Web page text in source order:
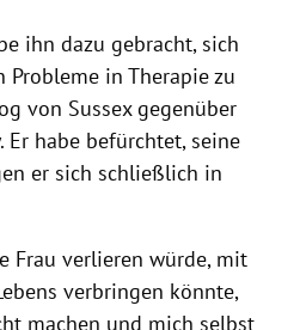
ihn dazu gebracht, sich
Probleme in Therapie zu
von Sussex gegenüber
Er habe befürchtet, seine
er sich schließlich in
Frau verlieren würde, mit
verbringen könnte,
machen und mich selbst